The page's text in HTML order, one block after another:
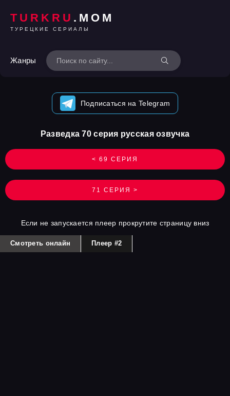
TURKRU .MOM
ТУРЕЦКИЕ СЕРИАЛЫ
Жанры
Подписаться на Telegram
< 69 СЕРИЯ
Разведка 70 серия русская озвучка
71 СЕРИЯ >
Если не запускается плеер прокрутите страницу вниз
Смотреть онлайн Плеер #2